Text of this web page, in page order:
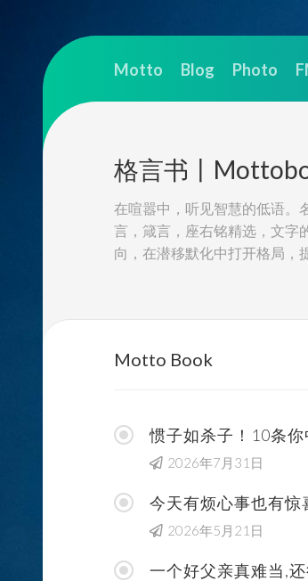
content
Motto Blog Photo
格言书丨
在喧嚣中，听见智慧的低语。
言，箴言，座右铭精选，文字
向，在潜移默化中打开格局，
Motto Book
惯子如杀子！10条你
2026年7月31日
今天有烦心事也有惊
2026年5月21日
一个好父亲真难当,